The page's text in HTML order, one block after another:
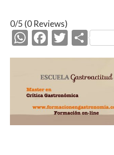
0/5 (0 Reviews)
W
h
at
s
A
p
F
ac
e
b
o
o
T
w
itt
er
C
o
p
ar
ti